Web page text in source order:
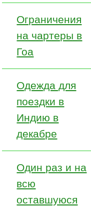
Ограничения
на чартеры в
Гоа
Одежда для
поездки в
Индию в
декабре
Один раз и на
всю
оставшуюся